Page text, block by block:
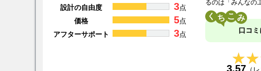
設計の自由度
3点
価格
5点
アフターサポート
3点
るのは「みんなの
く こ
口コミ
3.57